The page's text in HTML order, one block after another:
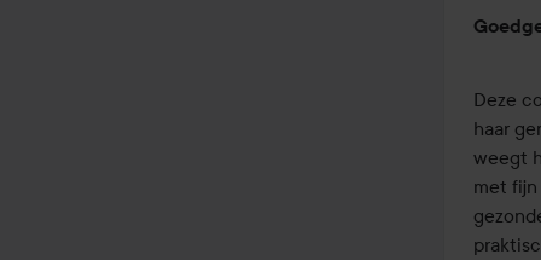
3
de
5
Deze
haar
weegt
met fijn